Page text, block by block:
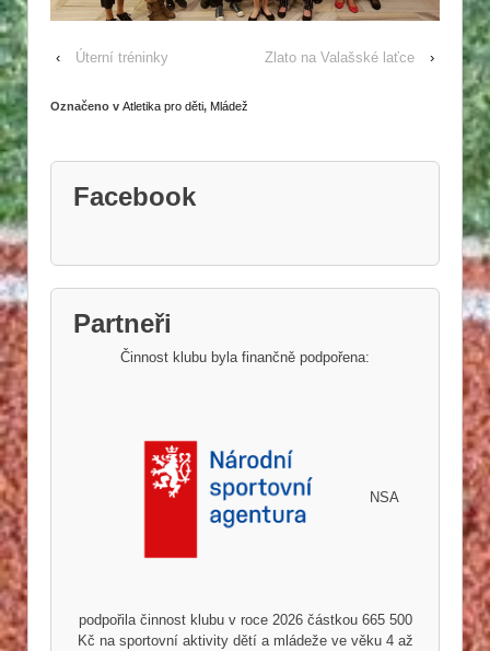
‹ Úterní tréninky Zlato na Valašské laťce ›
Označeno v Atletika pro děti, Mládež
Facebook
Partneři
Činnost klubu byla finančně podpořena:
NSA
podpořila činnost klubu v roce 2026 částkou 665 500
Kč na sportovní aktivity dětí a mládeže ve věku 4 až